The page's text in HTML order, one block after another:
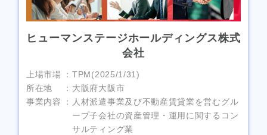
ヒューマンステージホールディングス株式
会社
上場市場
TPM(2025/1/31)
所在地
大阪府大阪市
事業内容
人材派遣事業及び不動産賃貸業を営むグル
ープ子会社の資産管理・運用に関するコン
サルティング業